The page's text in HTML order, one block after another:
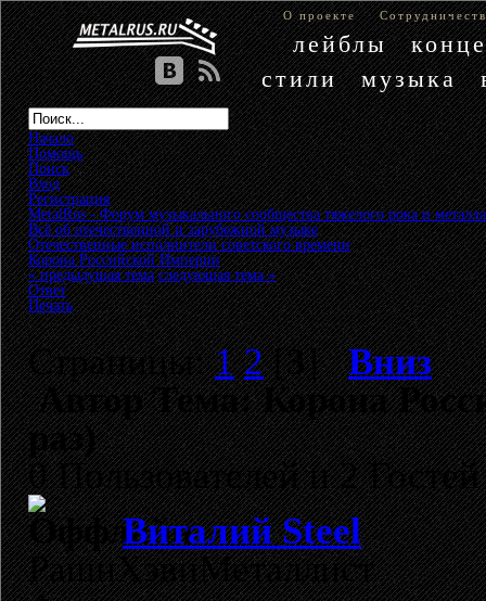
О проекте
лейблы
стили
музыка
Начало
Помощь
Поиск
Вход
Регистрация
MetalRus - Форум музыкального сообщества тяжелого рока и металла
Всё об отечественной и зарубежной музыке»
Отечественные исполнители советского времени»
Корона Российской Империи
« предыдущая тема следующая тема »
Ответ
Печать
Страницы:1 2[3]Вниз
АвторТема: Корона
раз)
0 Пользователей и 2
Виталий Steel
РашнХэвиМеталлист